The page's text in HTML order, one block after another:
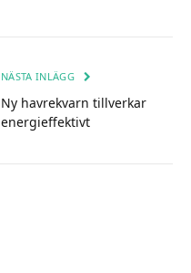
NÄSTA INLÄGG
Ny havrekvarn tillverkar
energieffektivt